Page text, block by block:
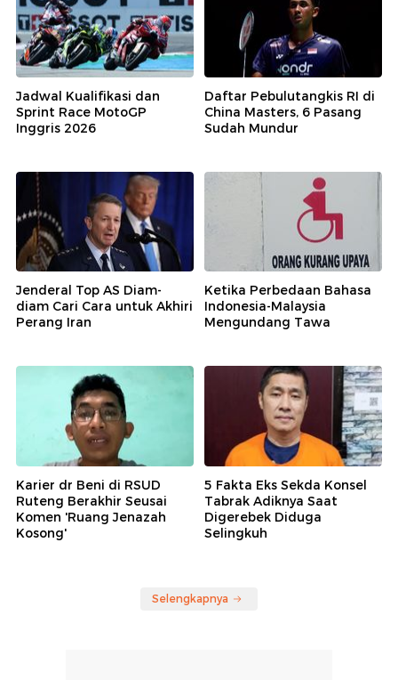
Jadwal Kualifikasi dan
Sprint Race MotoGP
Inggris 2026
Daftar Pebulutangkis RI di
China Masters, 6 Pasang
Sudah Mundur
Jenderal Top AS Diam-
diam Cari Cara untuk Akhiri
Perang Iran
Ketika Perbedaan Bahasa
Indonesia-Malaysia
Mengundang Tawa
Karier dr Beni di RSUD
Ruteng Berakhir Seusai
Komen 'Ruang Jenazah
Kosong'
5 Fakta Eks Sekda Konsel
Tabrak Adiknya Saat
Digerebek Diduga
Selingkuh
Selengkapnya